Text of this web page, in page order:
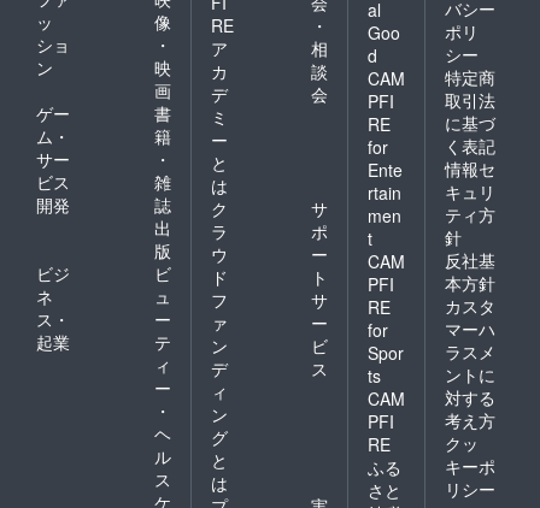
ッ
ショ
ン
像
・
映
画
ゲー
ム・
サー
ビス
開発
書
籍
・
雑
誌
出
版
ビジ
ネ
ス・
起業
ビ
ュ
ー
テ
ィ
ー
・
ヘ
ル
ス
ケ
RE
ア
カ
デ
ミ
ー
と
は
・
相
談
会
ク
ラ
ウ
ド
フ
ァ
ン
デ
ィ
ン
グ
と
は
サ
ポ
ー
ト
サ
ー
ビ
ス
al
Goo
d
CAM
PFI
RE
for
Ente
rtain
men
t
CAM
PFI
RE
for
Spor
ts
CAM
PFI
RE
ふる
さと
バシー
ポリ
シー
特定商
取引法
に基づ
く表記
情報セ
キュリ
ティ方
針
反社基
本方針
カスタ
マーハ
ラスメ
ントに
対する
考え方
クッ
キーポ
リシー